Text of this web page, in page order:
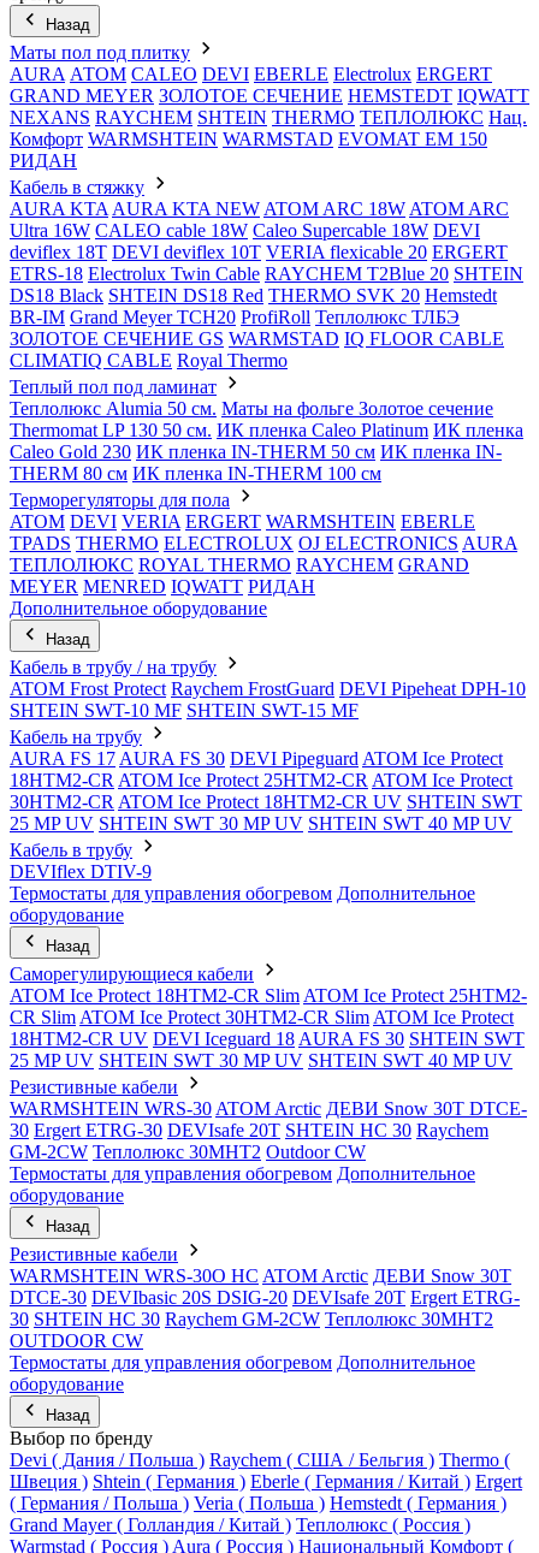
Назад
Маты пол под плитку
AURA АТОМ CALEO DEVI EBERLE Electrolux ERGERT
GRAND MEYER ЗОЛОТОЕ СЕЧЕНИЕ HEMSTEDT IQWATT
NEXANS RAYCHEM SHTEIN THERMO ТЕПЛОЛЮКС Нац.
Комфорт WARMSHTEIN WARMSTAD EVOMAT EM 150
РИДАН
Кабель в стяжку
AURA KTA AURA KTA NEW ATOM ARC 18W ATOM ARC
Ultra 16W CALEO cable 18W Caleo Supercable 18W DEVI
deviflex 18T DEVI deviflex 10T VERIA flexicable 20 ERGERT
ETRS-18 Electrolux Twin Cable RAYCHEM T2Blue 20 SHTEIN
DS18 Black SHTEIN DS18 Red THERMO SVK 20 Hemstedt
BR-IM Grand Meyer TCH20 ProfiRoll Теплолюкс ТЛБЭ
ЗОЛОТОЕ СЕЧЕНИЕ GS WARMSTAD IQ FLOOR CABLE
CLIMATIQ CABLE Royal Thermo
Теплый пол под ламинат
Теплолюкс Alumia 50 см. Маты на фольге Золотое сечение
Thermomat LP 130 50 cм. ИК пленка Caleo Platinum ИК пленка
Caleo Gold 230 ИК пленка IN-THERM 50 см ИК пленка IN-
THERM 80 см ИК пленка IN-THERM 100 см
Терморегуляторы для пола
ATOM DEVI VERIA ERGERT WARMSHTEIN EBERLE
TPADS THERMO ELECTROLUX OJ ELECTRONICS AURA
ТЕПЛОЛЮКС ROYAL THERMO RAYCHEM GRAND
MEYER MENRED IQWATT РИДАН
Дополнительное оборудование
Назад
Кабель в трубу / на трубу
ATOM Frost Protect Raychem FrostGuard DEVI Pipeheat DPH-10
SHTEIN SWT-10 MF SHTEIN SWT-15 MF
Кабель на трубу
AURA FS 17 AURA FS 30 DEVI Pipeguard ATOM Ice Protect
18HTM2-CR ATOM Ice Protect 25HTM2-CR ATOM Ice Protect
30HTM2-CR ATOM Ice Protect 18HTM2-CR UV SHTEIN SWT
25 MP UV SHTEIN SWT 30 MP UV SHTEIN SWT 40 MP UV
Кабель в трубу
DEVIflex DTIV-9
Термостаты для управления обогревом Дополнительное
оборудование
Назад
Саморегулирующиеся кабели
ATOM Ice Protect 18HTM2-CR Slim ATOM Ice Protect 25HTM2-
CR Slim ATOM Ice Protect 30HTM2-CR Slim ATOM Ice Protect
18HTM2-CR UV DEVI Iceguard 18 AURA FS 30 SHTEIN SWT
25 MP UV SHTEIN SWT 30 MP UV SHTEIN SWT 40 MP UV
Резистивные кабели
WARMSHTEIN WRS-30 ATOM Arctic ДЕВИ Snow 30T DTCE-
30 Ergert ETRG-30 DEVIsafe 20T SHTEIN HC 30 Raychem
GM-2CW Теплолюкс 30МНТ2 Outdoor CW
Термостаты для управления обогревом Дополнительное
оборудование
Назад
Резистивные кабели
WARMSHTEIN WRS-30O HC ATOM Arctic ДЕВИ Snow 30T
DTCE-30 DEVIbasic 20S DSIG-20 DEVIsafe 20T Ergert ETRG-
30 SHTEIN HC 30 Raychem GM-2CW Теплолюкс 30МНТ2
OUTDOOR CW
Термостаты для управления обогревом Дополнительное
оборудование
Назад
Выбор по бренду
Devi ( Дания / Польша ) Raychem ( США / Бельгия ) Thermo (
Швеция ) Shtein ( Германия ) Eberle ( Германия / Китай ) Ergert
( Германия / Польша ) Veria ( Польша ) Hemstedt ( Германия )
Grand Mayer ( Голландия / Китай ) Теплолюкс ( Россия )
Warmstad ( Россия ) Aura ( Россия ) Национальный Комфорт (